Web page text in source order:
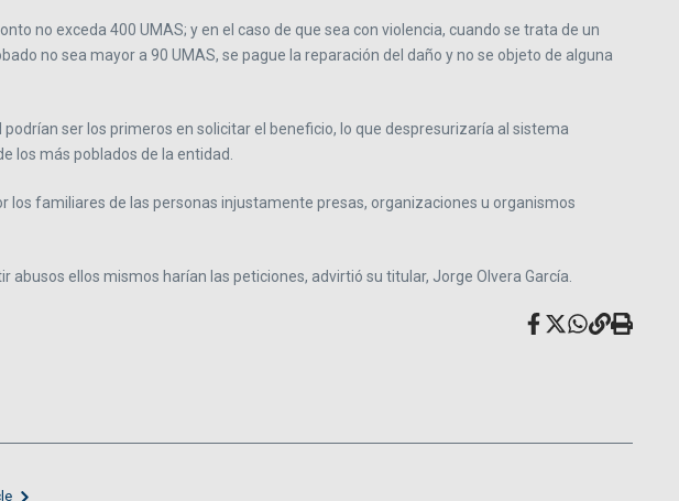
no exceda 400 UMAS; y en el caso de que sea con violencia, cuando se trata de un
no sea mayor a 90 UMAS, se pague la reparación del daño y no se objeto de alguna
ser los primeros en solicitar el beneficio, lo que despresurizaría al sistema
los más poblados de la entidad.
los familiares de las personas injustamente presas, organizaciones u organismos
ellos mismos harían las peticiones, advirtió su titular, Jorge Olvera García.